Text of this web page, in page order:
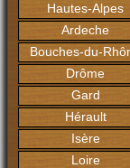
Hautes-Alpes
Ardeche
Bouches-du-
Drôme
Gard
Hérault
Isère
Loire